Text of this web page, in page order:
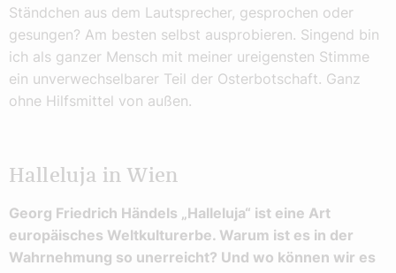
Ständchen aus dem Lautsprecher, gesprochen oder
gesungen? Am besten selbst ausprobieren. Singend bin
ich als ganzer Mensch mit meiner ureigensten Stimme
ein unverwechselbarer Teil der Osterbotschaft. Ganz
ohne Hilfsmittel von außen.
Halleluja in Wien
Georg Friedrich Händels „Halleluja“ ist eine Art
europäisches Weltkulturerbe. Warum ist es in der
Wahrnehmung so unerreicht? Und wo können wir es